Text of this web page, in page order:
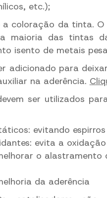
etc.);
a coloração da tinta.
maioria das tintas
isento de metais
adicionado para
na aderência.
ser utilizados
evitando espirros
evita a
o
da aderência